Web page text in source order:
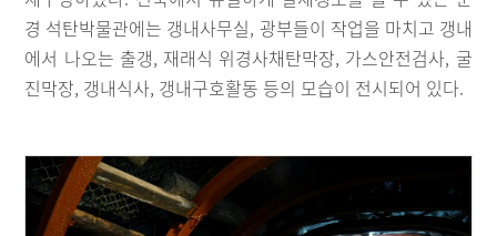
경 석탄박물관에는 갱내사무실, 광부들이 작업을 마치고 갱내
에서 나오는 출갱, 재래식 위경사채탄막장, 가스안전검사, 굴
진막장, 갱내식사, 갱내구호활동 등의 모습이 전시되어 있다.